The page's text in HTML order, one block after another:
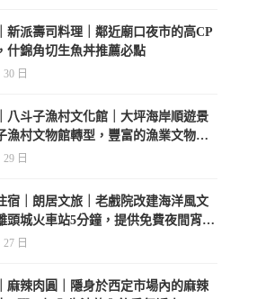
新派壽司料理｜鄰近廟口夜市的高CP
什錦角切生魚丼推薦必點
日
八斗子漁村文化館｜大坪海岸順遊景
漁村文物館轉型，豐富的漁業文物，
日
宿｜朗居文旅｜老戲院改建海洋風文
頭城火車站5分鐘，提供免費夜間宵
戲空間
日
麻辣肉圓｜隱身於西定市場內的麻辣